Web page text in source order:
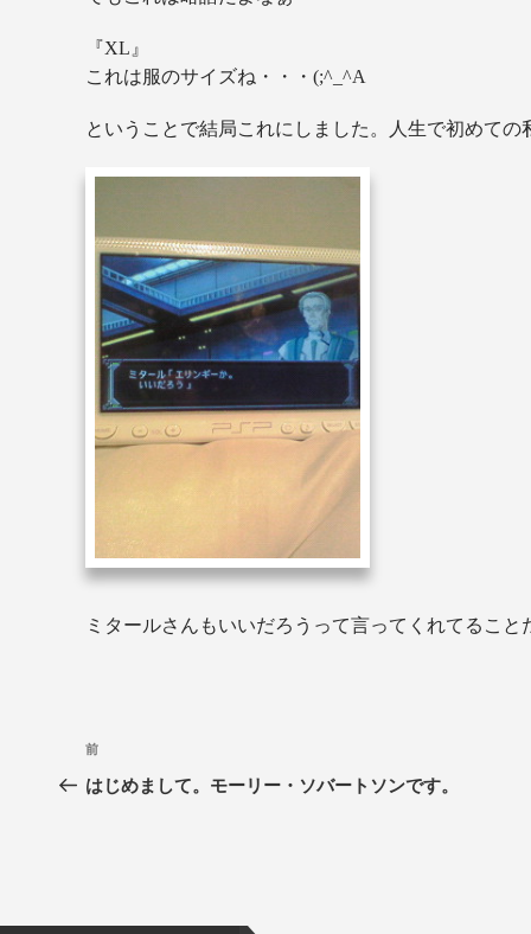
『XL』
これは服のサイズね・・・(;^_^A
ということで結局これにしました。人生で初めての
ミタールさんもいいだろうって言ってくれてること
前
はじめまして。モーリー・ソバートソンです。